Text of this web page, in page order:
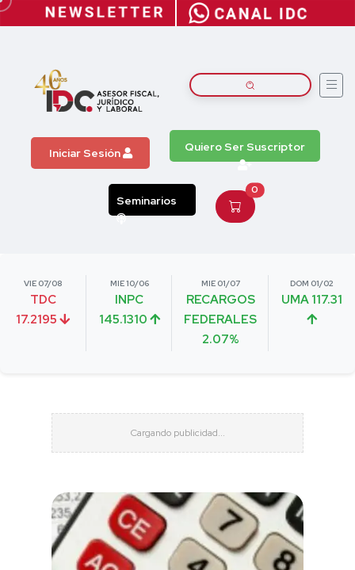
Iniciar Sesión Quiero Ser Suscriptor
Seminarios
0
VIE 07/08
TDC
17.2195
MIE 10/06
INPC
145.1310
MIE 01/07
RECARGOS
FEDERALES
2.07%
DOM 01/02
UMA 117.31